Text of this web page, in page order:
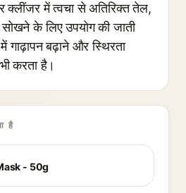
क्लींजर में त्वचा से अतिरिक्त तेल,
के लिए उपयोग की जाती
गाढ़ापन बढ़ाने और स्थिरता
करता है।
है
- 50g